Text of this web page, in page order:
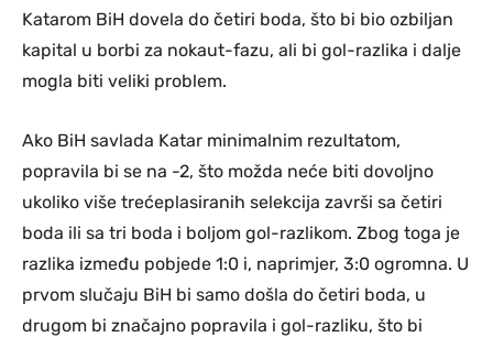
Katarom BiH dovela do četiri boda, što bi bio ozbiljan
kapital u borbi za nokaut-fazu, ali bi gol-razlika i dalje
mogla biti veliki problem.
Ako BiH savlada Katar minimalnim rezultatom,
popravila bi se na -2, što možda neće biti dovoljno
ukoliko više trećeplasiranih selekcija završi sa četiri
boda ili sa tri boda i boljom gol-razlikom. Zbog toga je
razlika između pobjede 1:0 i, naprimjer, 3:0 ogromna. U
prvom slučaju BiH bi samo došla do četiri boda, u
drugom bi značajno popravila i gol-razliku, što bi